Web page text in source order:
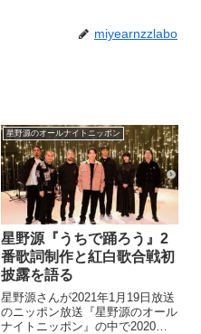
miyearnzzlabo
星野源のオールナイトニッポン
星野源『うちで踊ろう』2
番歌詞制作と紅白歌合戦初
披露を語る
星野源さんが2021年1月19日放送
のニッポン放送『星野源のオール
ナイトニッポン』の中で2020年